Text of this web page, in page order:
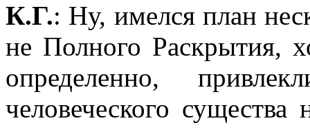
К.Г.: Ну, имелся план
не Полного Раскрытия,
определенно,
человеческого